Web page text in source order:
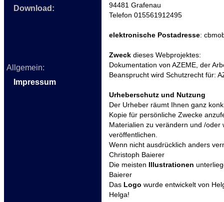
Download:
Allgemein:
Impressum
94481 Grafenau
Telefon 015561912495
elektronische Postadresse:
Zweck dieses Webprojektes:
Dokumentation von AZEME, der
Beansprucht wird Schutzrecht für:
Urheberschutz und Nutzung
Der Urheber räumt Ihnen ganz
Kopie für persönliche Zwecke
Materialien zu verändern und /
veröffentlichen.
Wenn nicht ausdrücklich anders
Christoph Baierer
Die meisten Illustrationen
Baierer
Das Logo wurde entwickelt von
Helga!